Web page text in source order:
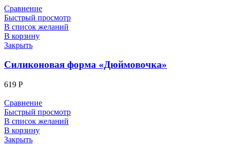
Сравнение
Быстрый просмотр
В список желаний
В корзину
Закрыть
Силиконовая форма «Дюймовочка»
619 Р
Сравнение
Быстрый просмотр
В список желаний
В корзину
Закрыть